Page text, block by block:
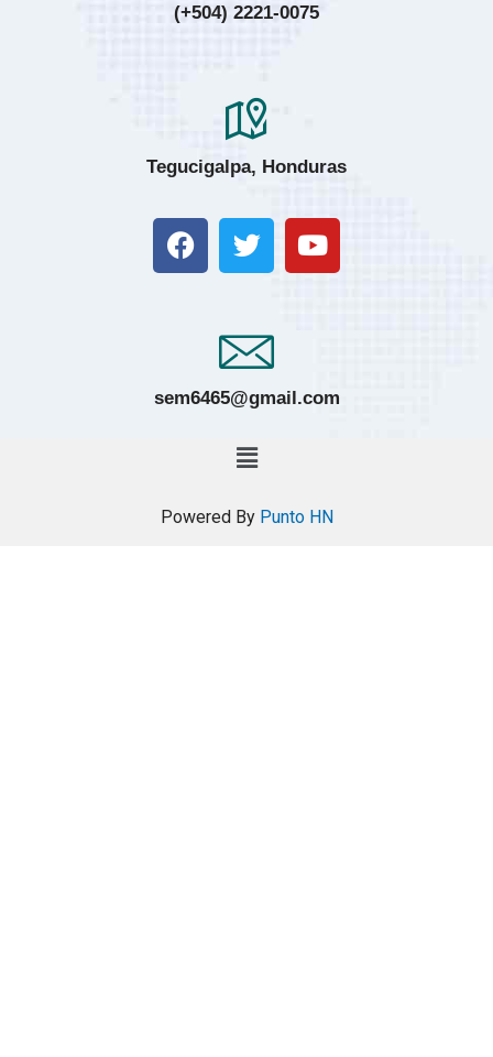
(+504) 2221-0075
Tegucigalpa, Honduras
sem6465@gmail.com
Powered By Punto HN